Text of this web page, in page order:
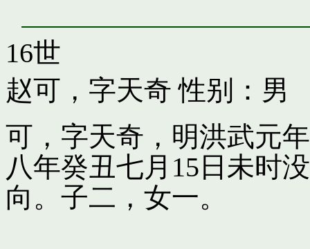
16世
赵可，字天奇 性别：男
可，字天奇，明洪武元
八年癸丑七月15日未时
向。子二，女一。